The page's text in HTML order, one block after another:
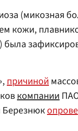
(микозная
кожи,
была
причиной
компании
Березнюк